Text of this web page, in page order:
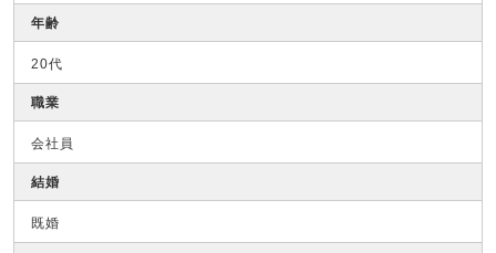
年齢
20代
職業
会社員
結婚
既婚